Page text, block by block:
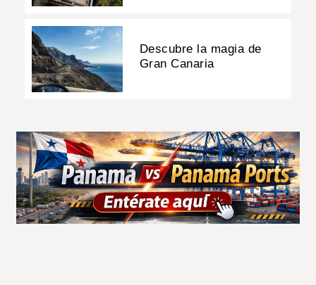
Descubre la magia de
Gran Canaria